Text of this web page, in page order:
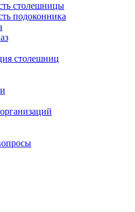
столешницы
подоконника
столешниц